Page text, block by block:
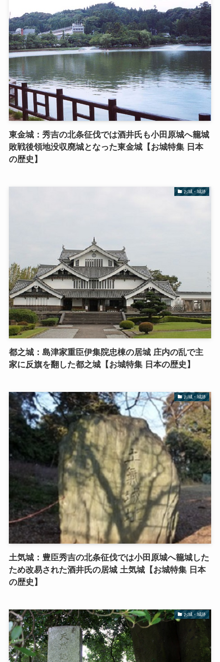
東金城：秀吉の北条征伐では酒井氏も小田原城へ籠城
敗戦後領地没収廃城となった東金城【お城特集 日本
の歴史】
お城・城跡
都之城：島津家重臣伊集院忠棟の居城 庄内の乱で主
家に反旗を翻した都之城【お城特集 日本の歴史】
お城・城跡
土気城：豊臣秀吉の北条征伐では小田原城へ籠城した
ため改易された酒井氏の居城 土気城【お城特集 日本
の歴史】
お城・城跡